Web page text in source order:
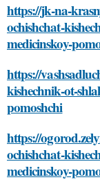
https://jk-na-
ochishchat-
medicinskoy-
https://
kishechnik-ot-
pomoshchi
https://
ochishchat-
medicinskoy-